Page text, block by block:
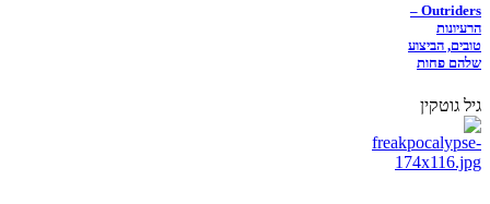
Outriders –
הרעיונות
טובים, הביצוע
שלהם פחות
גיל גוטקין